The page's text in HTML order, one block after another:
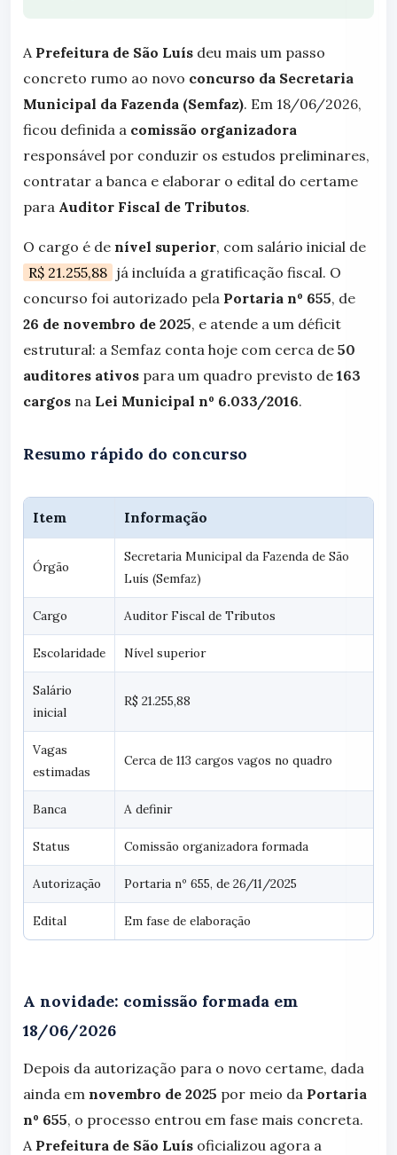
A Prefeitura de São Luís deu mais um passo
concreto rumo ao novo concurso da Secretaria
Municipal da Fazenda (Semfaz). Em 18/06/2026,
ficou definida a comissão organizadora
responsável por conduzir os estudos preliminares,
contratar a banca e elaborar o edital do certame
para Auditor Fiscal de Tributos.
O cargo é de nível superior, com salário inicial de
R$ 21.255,88 já incluída a gratificação fiscal. O
concurso foi autorizado pela Portaria nº 655, de
26 de novembro de 2025, e atende a um déficit
estrutural: a Semfaz conta hoje com cerca de 50
auditores ativos para um quadro previsto de 163
cargos na Lei Municipal nº 6.033/2016.
Resumo rápido do concurso
Item Informação
Órgão
Secretaria Municipal da Fazenda de São
Luís (Semfaz)
Cargo Auditor Fiscal de Tributos
Escolaridade Nível superior
Salário
inicial
R$ 21.255,88
Vagas
estimadas
Cerca de 113 cargos vagos no quadro
Banca A definir
Status Comissão organizadora formada
Autorização Portaria nº 655, de 26/11/2025
Edital Em fase de elaboração
A novidade: comissão formada em
18/06/2026
Depois da autorização para o novo certame, dada
ainda em novembro de 2025 por meio da Portaria
nº 655, o processo entrou em fase mais concreta.
A Prefeitura de São Luís oficializou agora a